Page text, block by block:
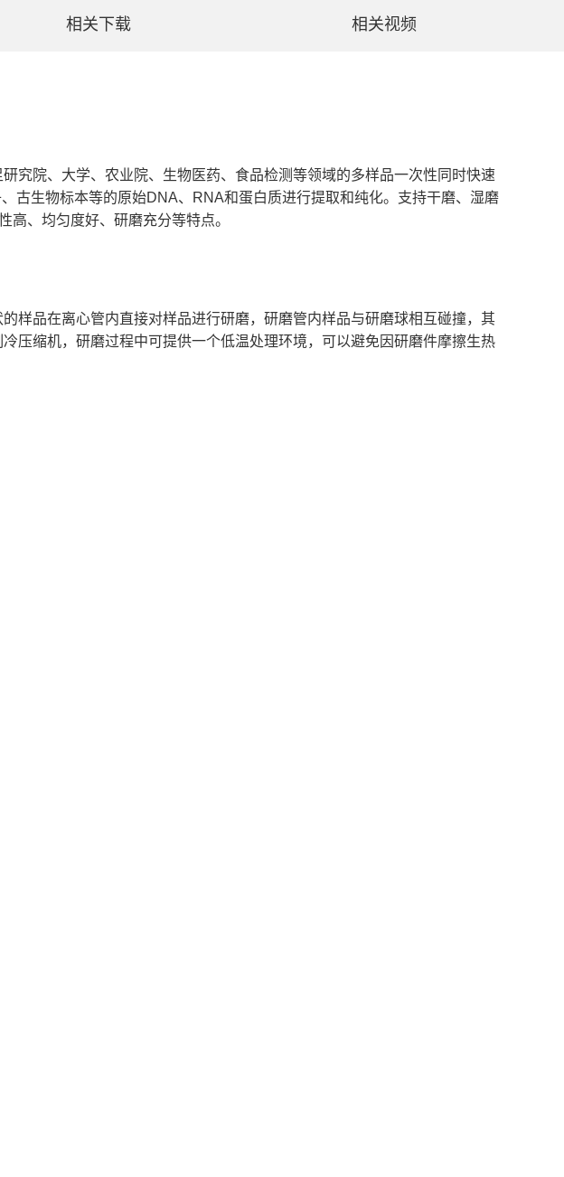
相关下载 相关视频
院、大学、农业院、生物医药、食品检测等领域的多样品一次性同时快速
古生物标本等的原始DNA、RNA和蛋白质进行提取和纯化。支持干磨、湿磨
、均匀度好、研磨充分等特点。
品在离心管内直接对样品进行研磨，研磨管内样品与研磨球相互碰撞，其
压缩机，研磨过程中可提供一个低温处理环境，可以避免因研磨件摩擦生热
可存储48组数据
可存储48组数据
；模式循环：根据预设的实验参数进行循环运行